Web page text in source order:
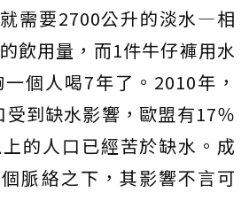
需要2700公升的淡水―相
飲用量，而1件牛仔褲用水
個人喝7年了。2010年，
到缺水影響，歐盟有17％
的人口已經苦於缺水。成
脈絡之下，其影響不言可